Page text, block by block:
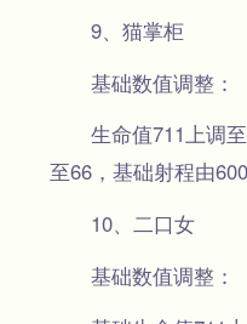
9、猫掌柜
基础数值调整：
生命值711上调至
至66，基础射程由
10、二口女
基础数值调整：